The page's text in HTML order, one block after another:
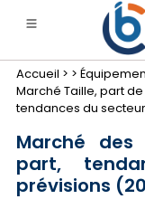
services
• Biens
Accueil > >
Marché Taille, part
tendances du
Marché des
part,
prévisions